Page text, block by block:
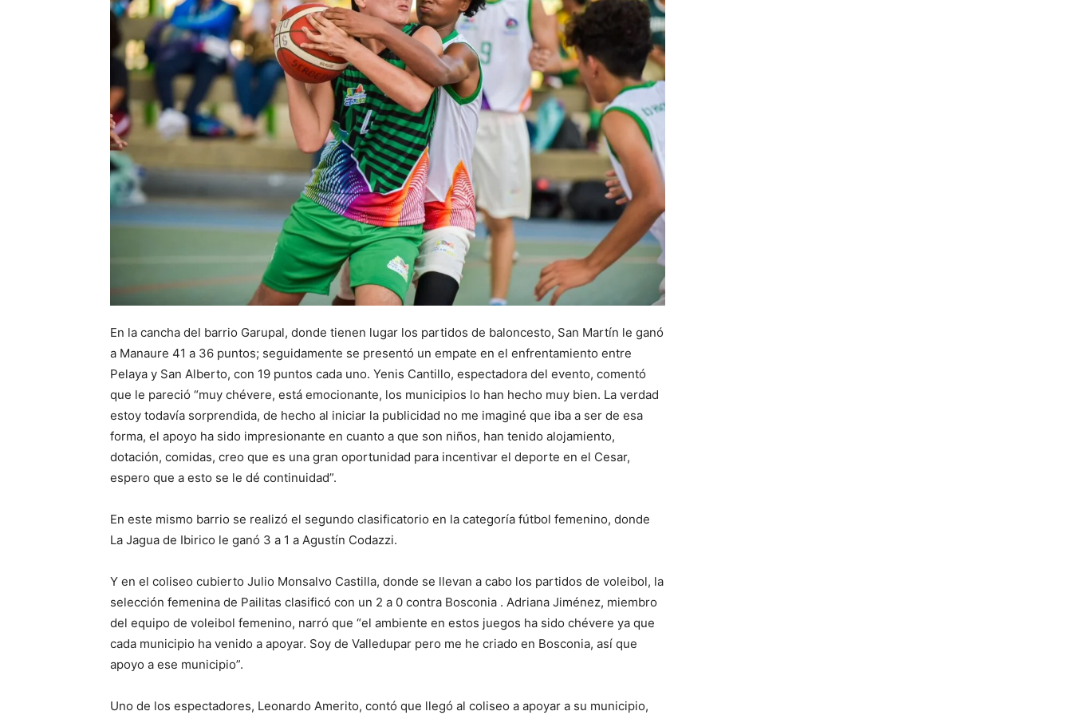
En la cancha del barrio Garupal, donde tienen lugar los partidos de baloncesto, San Martín le ganó
a Manaure 41 a 36 puntos; seguidamente se presentó un empate en el enfrentamiento entre
Pelaya y San Alberto, con 19 puntos cada uno. Yenis Cantillo, espectadora del evento, comentó
que le pareció “muy chévere, está emocionante, los municipios lo han hecho muy bien. La verdad
estoy todavía sorprendida, de hecho al iniciar la publicidad no me imaginé que iba a ser de esa
forma, el apoyo ha sido impresionante en cuanto a que son niños, han tenido alojamiento,
dotación, comidas, creo que es una gran oportunidad para incentivar el deporte en el Cesar,
espero que a esto se le dé continuidad”.
En este mismo barrio se realizó el segundo clasificatorio en la categoría fútbol femenino, donde
La Jagua de Ibirico le ganó 3 a 1 a Agustín Codazzi.
Y en el coliseo cubierto Julio Monsalvo Castilla, donde se llevan a cabo los partidos de voleibol, la
selección femenina de Pailitas clasificó con un 2 a 0 contra Bosconia . Adriana Jiménez, miembro
del equipo de voleibol femenino, narró que “el ambiente en estos juegos ha sido chévere ya que
cada municipio ha venido a apoyar. Soy de Valledupar pero me he criado en Bosconia, así que
apoyo a ese municipio”.
Uno de los espectadores, Leonardo Amerito, contó que llegó al coliseo a apoyar a su municipio,